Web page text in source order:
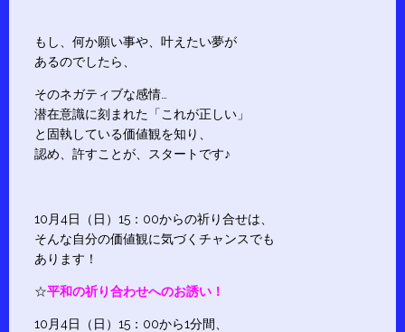
もし、何か願い事や、叶えたい夢が
あるのでしたら、
そのネガティブな感情…
潜在意識に刻まれた「これが正しい」
と固執している価値観を知り、
認め、許すことが、スタートです♪
10月4日（日）15：00からの祈り合せは、
そんな自分の価値観に気づくチャンスでも
あります！
☆平和の祈り合わせへのお誘い！
10月4日（日）15：00から1分間、